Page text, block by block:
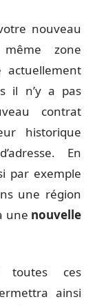
nouveau
zone
actuellement
il n’y a pas
contrat
historique
En
par exemple
une région
une nouvelle
toutes ces
ainsi